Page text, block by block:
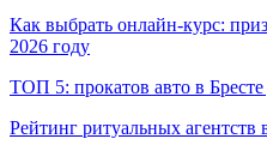
Как выбрать онлайн-курс:
2026 году
ТОП 5: прокатов авто в Бресте
Рейтинг ритуальных агентств